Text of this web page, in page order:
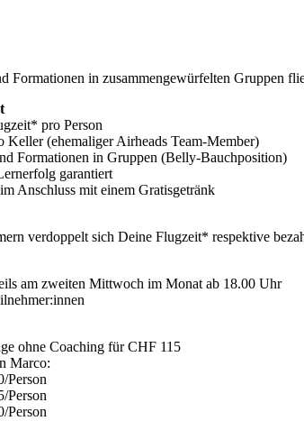
Formationen in zusammengewürfelten Gruppen
pro Person
Keller (ehemaliger Airheads Team-Member)
Formationen in Gruppen (Belly-Bauchposition)
garantiert
Anschluss mit einem Gratisgetränk
verdoppelt sich Deine Flugzeit* respektive
am zweiten Mittwoch im Monat ab 18.00 Uhr
ohne Coaching für CHF 115
Marco:
Person
Person
Person